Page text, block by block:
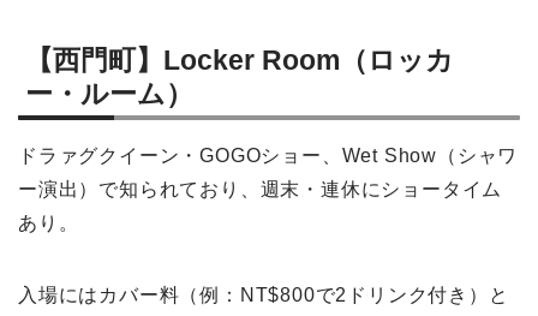
【西門町】Locker Room（ロッカ
ー・ルーム）
ドラァグクイーン・GOGOショー、Wet Show（シャワ
ー演出）で知られており、週末・連休にショータイム
あり。
入場にはカバー料（例：NT$800で2ドリンク付き）と